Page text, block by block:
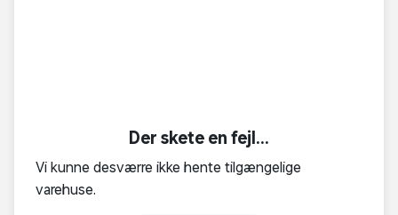
Der skete en fejl...
Vi kunne desværre ikke hente tilgængelige
varehuse.